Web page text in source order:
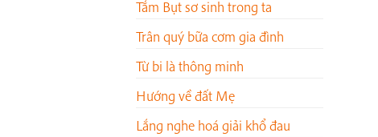
Tắm Bụt sơ sinh trong ta
Trân quý bữa cơm gia đình
Từ bi là thông minh
Hướng về đất Mẹ
Lắng nghe hoá giải khổ đau